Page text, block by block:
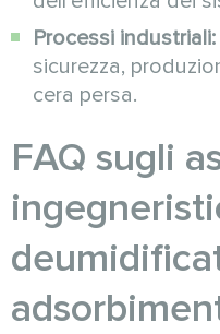
Processi industriali:
sicurezza,
cera persa.
FAQ sugli